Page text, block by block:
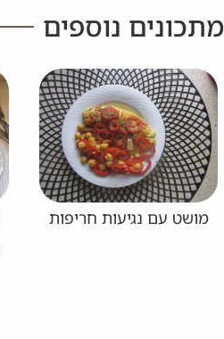
מתכונים נוספים
מושט עם נגיעות חריפות